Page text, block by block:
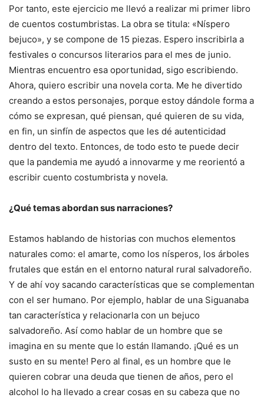
Por tanto, este ejercicio me llevó a realizar mi primer libro
de cuentos costumbristas. La obra se titula: «Níspero
bejuco», y se compone de 15 piezas. Espero inscribirla a
festivales o concursos literarios para el mes de junio.
Mientras encuentro esa oportunidad, sigo escribiendo.
Ahora, quiero escribir una novela corta. Me he divertido
creando a estos personajes, porque estoy dándole forma a
cómo se expresan, qué piensan, qué quieren de su vida,
en fin, un sinfín de aspectos que les dé autenticidad
dentro del texto. Entonces, de todo esto te puede decir
que la pandemia me ayudó a innovarme y me reorientó a
escribir cuento costumbrista y novela.
¿Qué temas abordan sus narraciones?
Estamos hablando de historias con muchos elementos
naturales como: el amarte, como los nísperos, los árboles
frutales que están en el entorno natural rural salvadoreño.
Y de ahí voy sacando características que se complementan
con el ser humano. Por ejemplo, hablar de una Siguanaba
tan característica y relacionarla con un bejuco
salvadoreño. Así como hablar de un hombre que se
imagina en su mente que lo están llamando. ¡Qué es un
susto en su mente! Pero al final, es un hombre que le
quieren cobrar una deuda que tienen de años, pero el
alcohol lo ha llevado a crear cosas en su cabeza que no